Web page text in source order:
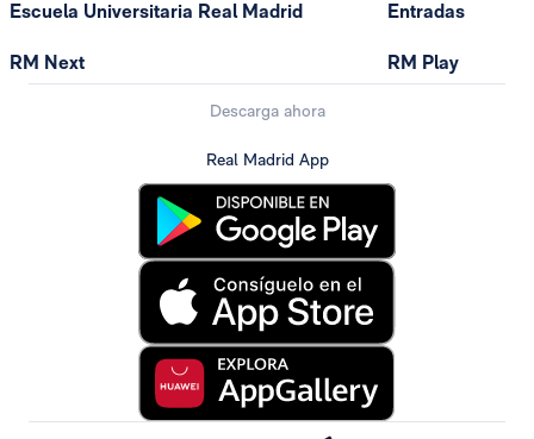
Escuela Universitaria Real Madrid
RM Next
Entradas
RM Play
Descarga ahora
Real Madrid App